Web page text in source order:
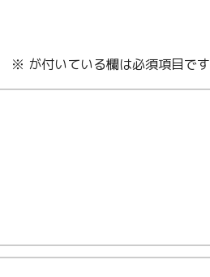
※ が付いている欄は必須項目です